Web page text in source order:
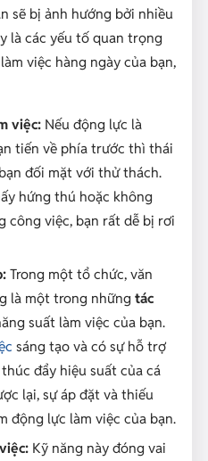
sẽ bị ảnh hướng bởi nhiều
là các yếu tố quan trọng
việc hàng ngày của bạn,
việc: Nếu động lực là
tiến về phía trước thì thái
đối mặt với thử thách.
hứng thú hoặc không
công việc, bạn rất dễ bị rơi
Trong một tổ chức, văn
là một trong những tác
suất làm việc của bạn.
sáng tạo và có sự hỗ trợ
đẩy hiệu suất của cá
lại, sự áp đặt và thiếu
động lực làm việc của bạn.
Kỹ năng này đóng vai